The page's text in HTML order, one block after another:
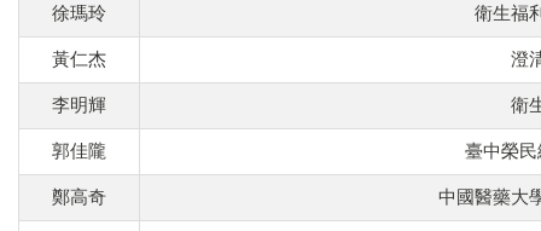
徐瑪玲 衛生福
黃仁杰 澄
李明輝 衛
郭佳隴 臺中榮
鄭高奇 中國醫藥大